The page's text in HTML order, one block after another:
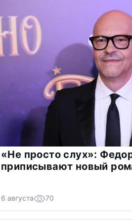
«Не просто слух»:
приписывают новый
6 августа 70